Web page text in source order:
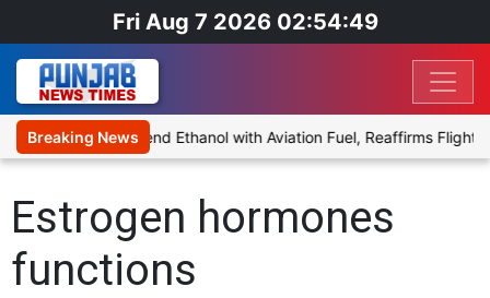
Fri Aug 7 2026 02:54:49
Breaking News
Proposal to Blend Ethanol with Aviation Fuel, Reaffirms Flight
Estrogen hormones
functions